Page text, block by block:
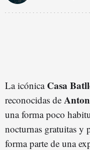
La icónica Casa
reconocidas de
una forma poco
nocturnas gratuitas y
forma parte de una